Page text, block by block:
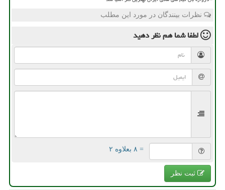
نظرات بینندگان در مورد این مطلب
لطفا شما همنظر دهید
= ۸ بعلاوه ۲
ثبت نظر